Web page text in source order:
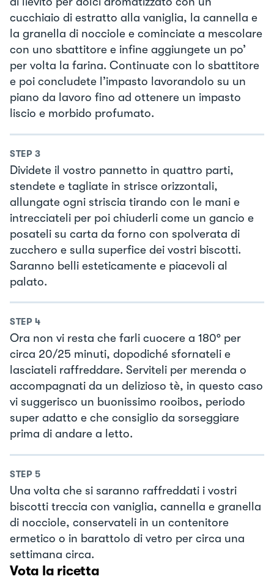
cucchiaio di estratto alla vaniglia, la cannella e
la granella di nocciole e cominciate a mescolare
con uno sbattitore e infine aggiungete un po’
per volta la farina. Continuate con lo sbattitore
e poi concludete l’impasto lavorandolo su un
piano da lavoro fino ad ottenere un impasto
liscio e morbido profumato.
STEP 3
Dividete il vostro pannetto in quattro parti,
stendete e tagliate in strisce orizzontali,
allungate ogni striscia tirando con le mani e
intrecciateli per poi chiuderli come un gancio e
posateli su carta da forno con spolverata di
zucchero e sulla superfice dei vostri biscotti.
Saranno belli esteticamente e piacevoli al
palato.
STEP 4
Ora non vi resta che farli cuocere a 180° per
circa 20/25 minuti, dopodiché sfornateli e
lasciateli raffreddare. Serviteli per merenda o
accompagnati da un delizioso tè, in questo caso
vi suggerisco un buonissimo rooibos, periodo
super adatto e che consiglio da sorseggiare
prima di andare a letto.
STEP 5
Una volta che si saranno raffreddati i vostri
biscotti treccia con vaniglia, cannella e granella
di nocciole, conservateli in un contenitore
ermetico o in barattolo di vetro per circa una
settimana circa.
Vota la ricetta